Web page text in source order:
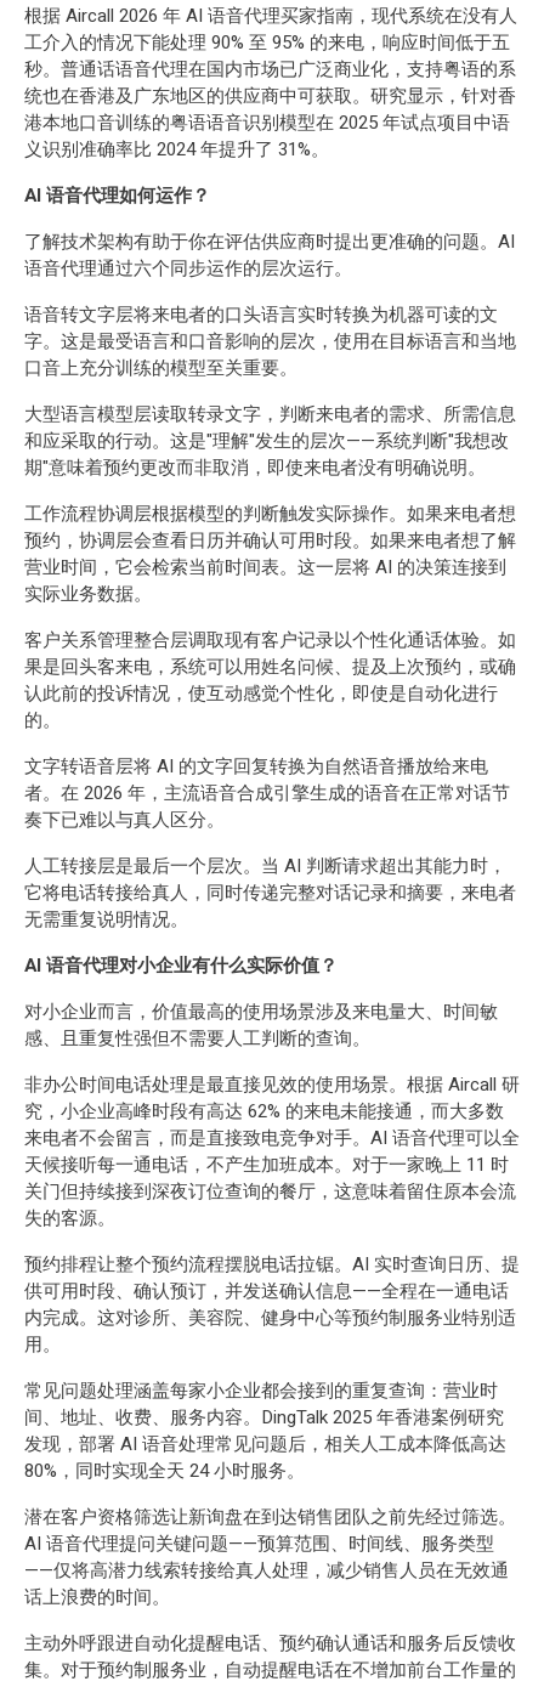
根据 Aircall 2026 年 AI 语音代理买家指南，现代系统在没有人
工介入的情况下能处理 90% 至 95% 的来电，响应时间低于五
秒。普通话语音代理在国内市场已广泛商业化，支持粤语的系
统也在香港及广东地区的供应商中可获取。研究显示，针对香
港本地口音训练的粤语语音识别模型在 2025 年试点项目中语
义识别准确率比 2024 年提升了 31%。
AI 语音代理如何运作？
了解技术架构有助于你在评估供应商时提出更准确的问题。AI
语音代理通过六个同步运作的层次运行。
语音转文字层将来电者的口头语言实时转换为机器可读的文
字。这是最受语言和口音影响的层次，使用在目标语言和当地
口音上充分训练的模型至关重要。
大型语言模型层读取转录文字，判断来电者的需求、所需信息
和应采取的行动。这是"理解"发生的层次——系统判断"我想改
期"意味着预约更改而非取消，即使来电者没有明确说明。
工作流程协调层根据模型的判断触发实际操作。如果来电者想
预约，协调层会查看日历并确认可用时段。如果来电者想了解
营业时间，它会检索当前时间表。这一层将 AI 的决策连接到
实际业务数据。
客户关系管理整合层调取现有客户记录以个性化通话体验。如
果是回头客来电，系统可以用姓名问候、提及上次预约，或确
认此前的投诉情况，使互动感觉个性化，即使是自动化进行
的。
文字转语音层将 AI 的文字回复转换为自然语音播放给来电
者。在 2026 年，主流语音合成引擎生成的语音在正常对话节
奏下已难以与真人区分。
人工转接层是最后一个层次。当 AI 判断请求超出其能力时，
它将电话转接给真人，同时传递完整对话记录和摘要，来电者
无需重复说明情况。
AI 语音代理对小企业有什么实际价值？
对小企业而言，价值最高的使用场景涉及来电量大、时间敏
感、且重复性强但不需要人工判断的查询。
非办公时间电话处理是最直接见效的使用场景。根据 Aircall 研
究，小企业高峰时段有高达 62% 的来电未能接通，而大多数
来电者不会留言，而是直接致电竞争对手。AI 语音代理可以全
天候接听每一通电话，不产生加班成本。对于一家晚上 11 时
关门但持续接到深夜订位查询的餐厅，这意味着留住原本会流
失的客源。
预约排程让整个预约流程摆脱电话拉锯。AI 实时查询日历、提
供可用时段、确认预订，并发送确认信息——全程在一通电话
内完成。这对诊所、美容院、健身中心等预约制服务业特别适
用。
常见问题处理涵盖每家小企业都会接到的重复查询：营业时
间、地址、收费、服务内容。DingTalk 2025 年香港案例研究
发现，部署 AI 语音处理常见问题后，相关人工成本降低高达
80%，同时实现全天 24 小时服务。
潜在客户资格筛选让新询盘在到达销售团队之前先经过筛选。
AI 语音代理提问关键问题——预算范围、时间线、服务类型
——仅将高潜力线索转接给真人处理，减少销售人员在无效通
话上浪费的时间。
主动外呼跟进自动化提醒电话、预约确认通话和服务后反馈收
集。对于预约制服务业，自动提醒电话在不增加前台工作量的